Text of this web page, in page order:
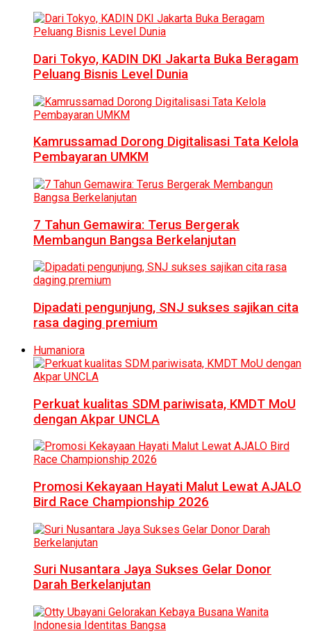
Dari Tokyo, KADIN DKI Jakarta Buka Beragam
Peluang Bisnis Level Dunia
Kamrussamad Dorong Digitalisasi Tata Kelola
Pembayaran UMKM
7 Tahun Gemawira: Terus Bergerak
Membangun Bangsa Berkelanjutan
Dipadati pengunjung, SNJ sukses sajikan cita
rasa daging premium
Humaniora
Perkuat kualitas SDM pariwisata, KMDT MoU
dengan Akpar UNCLA
Promosi Kekayaan Hayati Malut Lewat AJALO
Bird Race Championship 2026
Suri Nusantara Jaya Sukses Gelar Donor
Darah Berkelanjutan